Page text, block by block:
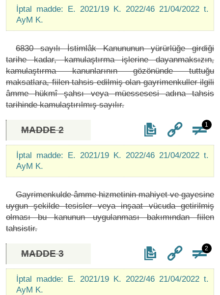
İptal madde: E. 2021/19 K. 2022/46 21/04/2022 t.
AyM K.
6830 sayılı İstimlâk Kanununun yürürlüğe girdiği
tarihe kadar, kamulaştırma işlerine dayanmaksızın,
kamulaştırma kanunlarının gözönünde tuttuğu
maksatlara, fiilen tahsis edilmiş olan gayrimenkuller ilgili
âmme hükmî şahsı veya müessesesi adına tahsis
tarihinde kamulaştırılmış sayılır.
MADDE 2 1
İptal madde: E. 2021/19 K. 2022/46 21/04/2022 t.
AyM K.
Gayrimenkulde âmme hizmetinin mahiyet ve gayesine
uygun şekilde tesisler veya inşaat vücuda getirilmiş
olması bu kanunun uygulanması bakımından fiilen
tahsistir.
MADDE 3 2
İptal madde: E. 2021/19 K. 2022/46 21/04/2022 t.
AyM K.